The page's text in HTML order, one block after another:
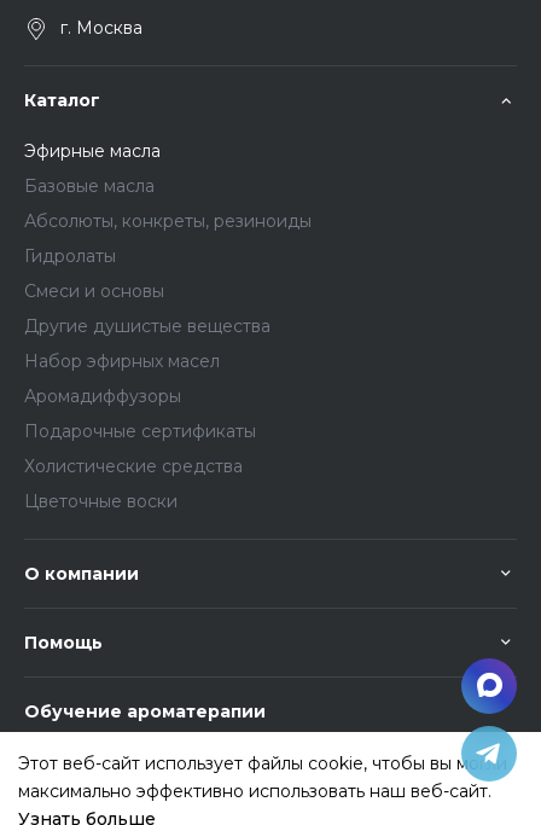
г. Москва
Каталог
Эфирные масла
Базовые масла
Абсолюты, конкреты, резиноиды
Гидролаты
Смеси и основы
Другие душистые вещества
Набор эфирных масел
Аромадиффузоры
Подарочные сертификаты
Холистические средства
Цветочные воски
О компании
Помощь
Обучение ароматерапии
Этот веб-сайт использует файлы cookie, чтобы вы могли
максимально эффективно использовать наш веб-сайт.
Узнать больше